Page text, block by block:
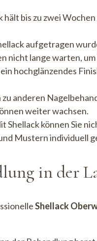
hält bis zu zwei
aufgetragen
nicht lange warten,
hochglänzendes
zu anderen
weiter wachsen.
Shellack können Sie
Mustern individuell
in der
Shellack